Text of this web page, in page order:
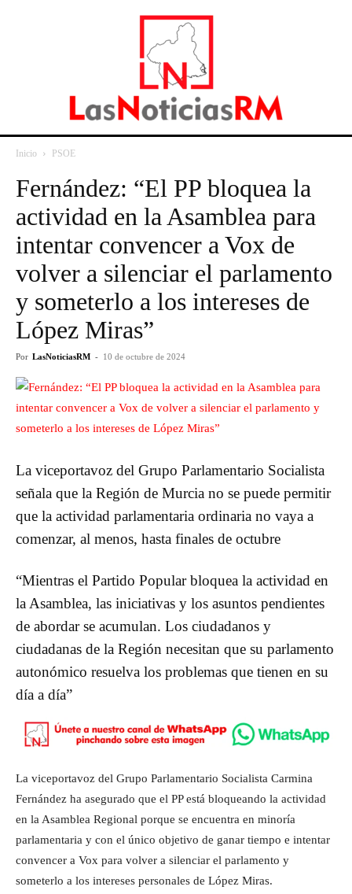
Inicio PSOE
Fernández: “El PP bloquea la
actividad en la Asamblea para
intentar convencer a Vox de
volver a silenciar el parlamento
y someterlo a los intereses de
López Miras”
Por LasNoticiasRM - 10 de octubre de 2024
La viceportavoz del Grupo Parlamentario Socialista
señala que la Región de Murcia no se puede permitir
que la actividad parlamentaria ordinaria no vaya a
comenzar, al menos, hasta finales de octubre
“Mientras el Partido Popular bloquea la actividad en
la Asamblea, las iniciativas y los asuntos pendientes
de abordar se acumulan. Los ciudadanos y
ciudadanas de la Región necesitan que su parlamento
autonómico resuelva los problemas que tienen en su
día a día”
La viceportavoz del Grupo Parlamentario Socialista Carmina
Fernández ha asegurado que el PP está bloqueando la actividad
en la Asamblea Regional porque se encuentra en minoría
parlamentaria y con el único objetivo de ganar tiempo e intentar
convencer a Vox para volver a silenciar el parlamento y
someterlo a los intereses personales de López Miras.